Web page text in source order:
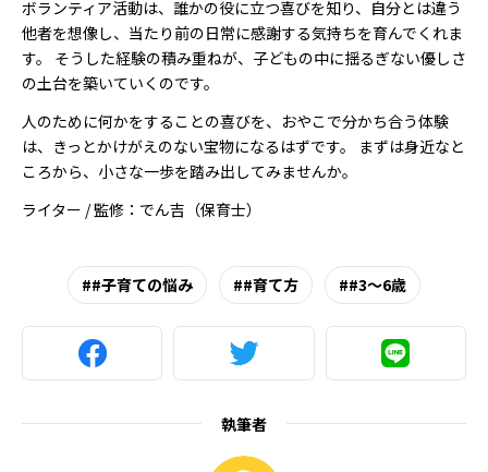
ボランティア活動は、誰かの役に立つ喜びを知り、自分とは違う
他者を想像し、当たり前の日常に感謝する気持ちを育んでくれま
す。 そうした経験の積み重ねが、子どもの中に揺るぎない優しさ
の土台を築いていくのです。
人のために何かをすることの喜びを、おやこで分かち合う体験
は、きっとかけがえのない宝物になるはずです。 まずは身近なと
ころから、小さな一歩を踏み出してみませんか。
ライター / 監修：でん吉（保育士）
#子育ての悩み #育て方 #3～6歳
執筆者